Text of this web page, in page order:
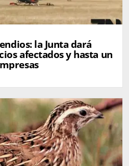
la Junta dará
afectados y hasta un